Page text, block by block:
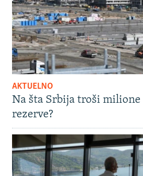
AKTUELNO
Na šta Srbija troši milione
rezerve?